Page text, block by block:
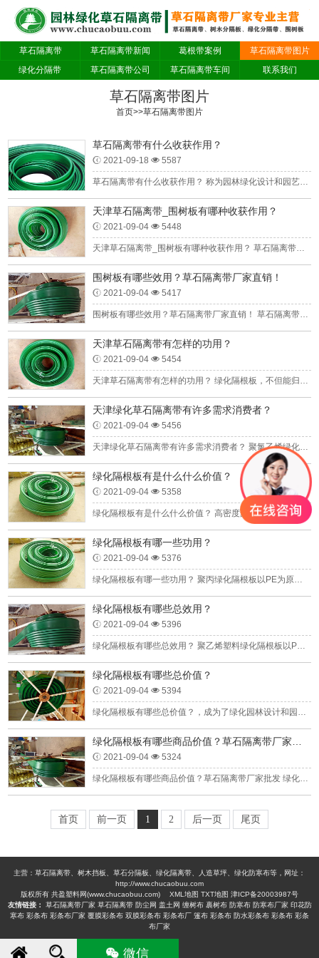
草石隔离带 草石隔离带新闻 葛根带案例
草石隔离带图片
绿化分隔带
草石隔离带公司 草石隔离带车间 联系我们
草石隔离带图片
首页>>草石隔离带图片
草石隔离带有什么收获作用？
2021-09-18 5587
天津草石隔离带_围树板有哪种收获作用？
2021-09-04 5448
围树板有哪些效用？草石隔离带厂家直销！
2021-09-04 5417
天津草石隔离带有怎样的功用？
2021-09-04 5454
天津绿化草石隔离带有许多需求消费者？
2021-09-04 5456
绿化隔根板有是什么什么价值？
2021-09-04 5358
绿化隔根板有是什么什么价值？ 高密度聚乙烯绿化隔根板以PE为配料，操作使用时间长达年之上，全符合园林景观和转型的想要。绿化隔根板每卷的高强度往往是63米为每卷，使用时需...
绿化隔根板有哪一些功用？
2021-09-04 5376
绿化隔根板有哪些总效用？
2021-09-04 5396
绿化隔根板有哪些总价值？
2021-09-04 5394
2021-09-04 5324
首页 前一页 1 2 后一页 尾页
微信
主营：草石隔离带、树木挡板、草石分隔板、绿化隔离带、人造草坪、绿化防寒布等，网址：
http://www.chucaobuu.com
版权所有 共盈塑料网(www.chucaobuu.com) XML地图 TXT地图 津ICP备20003987号
友情链接：
草石隔离带厂家 草石隔离带 防尘网 盖土网 缠树布 裹树布 防寒布 防寒布厂家 印花防
寒布 彩条布 彩条布厂家 覆膜彩条布 双膜彩条布 彩条布厂 篷布 彩条布 防水彩条布 彩条布 彩条
布厂家